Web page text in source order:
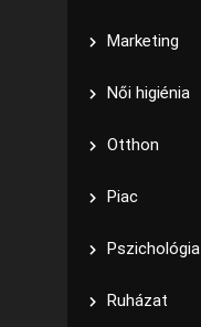
Marketing
Női higiénia
Otthon
Piac
Pszichológia
Ruházat